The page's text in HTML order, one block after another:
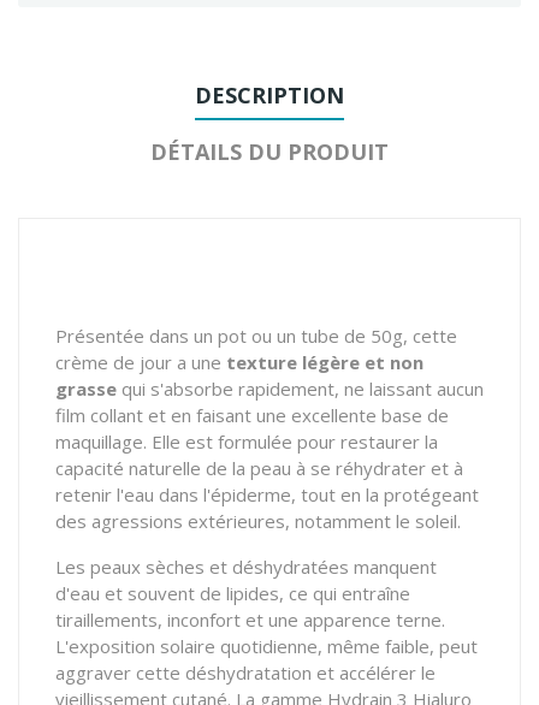
DESCRIPTION
DÉTAILS DU PRODUIT
Présentée dans un pot ou un tube de 50g, cette
crème de jour a une texture légère et non
grasse qui s'absorbe rapidement, ne laissant aucun
film collant et en faisant une excellente base de
maquillage. Elle est formulée pour restaurer la
capacité naturelle de la peau à se réhydrater et à
retenir l'eau dans l'épiderme, tout en la protégeant
des agressions extérieures, notamment le soleil.
Les peaux sèches et déshydratées manquent
d'eau et souvent de lipides, ce qui entraîne
tiraillements, inconfort et une apparence terne.
L'exposition solaire quotidienne, même faible, peut
aggraver cette déshydratation et accélérer le
vieillissement cutané. La gamme Hydrain 3 Hialuro